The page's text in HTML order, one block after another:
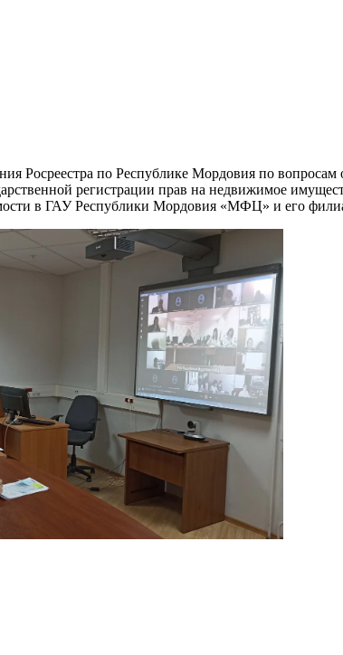
Росреестра по Республике Мордовия по вопросам
регистрации прав на недвижимое
в ГАУ Республики Мордовия «МФЦ» и его